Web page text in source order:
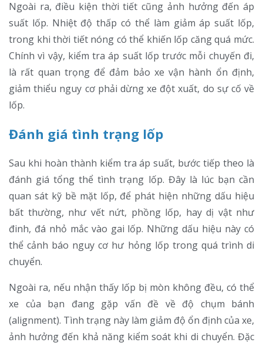
Ngoài ra, điều kiện thời tiết cũng ảnh hưởng đến áp
suất lốp. Nhiệt độ thấp có thể làm giảm áp suất lốp,
trong khi thời tiết nóng có thể khiến lốp căng quá mức.
Chính vì vậy, kiểm tra áp suất lốp trước mỗi chuyến đi,
là rất quan trọng để đảm bảo xe vận hành ổn định,
giảm thiểu nguy cơ phải dừng xe đột xuất, do sự cố về
lốp.
Đánh giá tình trạng lốp
Sau khi hoàn thành kiểm tra áp suất, bước tiếp theo là
đánh giá tổng thể tình trạng lốp. Đây là lúc bạn cần
quan sát kỹ bề mặt lốp, để phát hiện những dấu hiệu
bất thường, như vết nứt, phồng lốp, hay dị vật như
đinh, đá nhỏ mắc vào gai lốp. Những dấu hiệu này có
thể cảnh báo nguy cơ hư hỏng lốp trong quá trình di
chuyển.
Ngoài ra, nếu nhận thấy lốp bị mòn không đều, có thể
xe của bạn đang gặp vấn đề về độ chụm bánh
(alignment). Tình trạng này làm giảm độ ổn định của xe,
ảnh hưởng đến khả năng kiểm soát khi di chuyển. Đặc